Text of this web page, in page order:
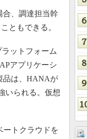
、調達担当幹
ともできる。
ットフォーム
アプリケーシ
品は、HANAが
いられる。仮想
ートクラウドを